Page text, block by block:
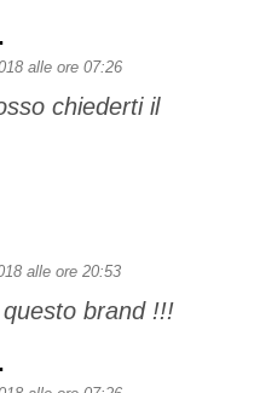
alle ore 07:26
chiederti il
alle ore 20:53
brand !!!